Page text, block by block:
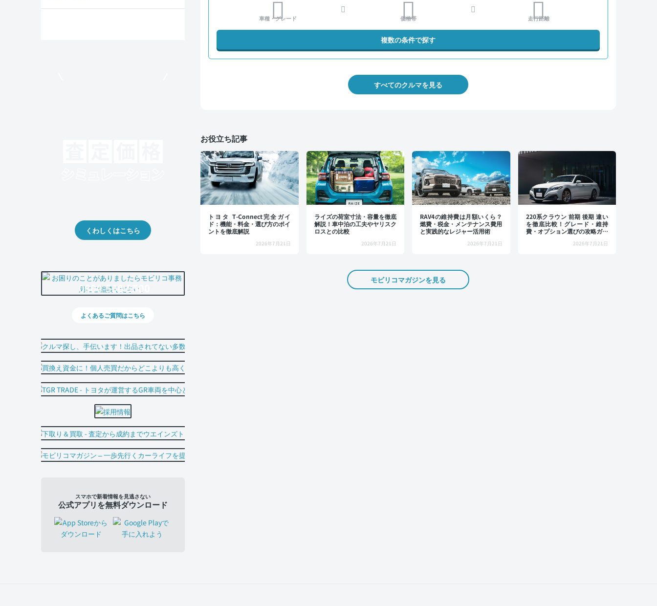
車種・グレード 価格帯 走行距離
複数の条件で探す
すべてのクルマを見る
お役立ち記事
トヨタ T-Connect完全ガイ
ド：機能・料金・選び方のポイ
ントを徹底解説
2026年7月21日
ライズの荷室寸法・容量を徹底
解説！車中泊の工夫やヤリスク
ロスとの比較
2026年7月21日
RAV4の維持費は月額いくら？
燃費・税金・メンテナンス費用
と実践的なレジャー活用術
2026年7月21日
220系クラウン 前期 後期 違い
を徹底比較！グレード・維持
費・オプション選びの攻略ガイ
2026年7月21日
モビリコマガジンを見る
くわしくはこちら
0800-500-5500
よくあるご質問はこちら
スマホで新着情報を見逃さない
公式アプリを無料ダウンロード